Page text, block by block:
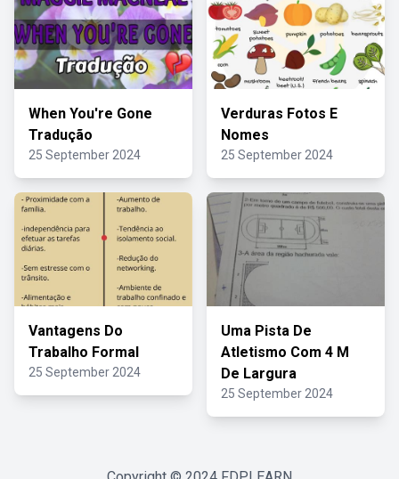
When You're Gone
Tradução
25 September 2024
Verduras Fotos E
Nomes
25 September 2024
Vantagens Do
Trabalho Formal
25 September 2024
Uma Pista De
Atletismo Com 4 M
De Largura
25 September 2024